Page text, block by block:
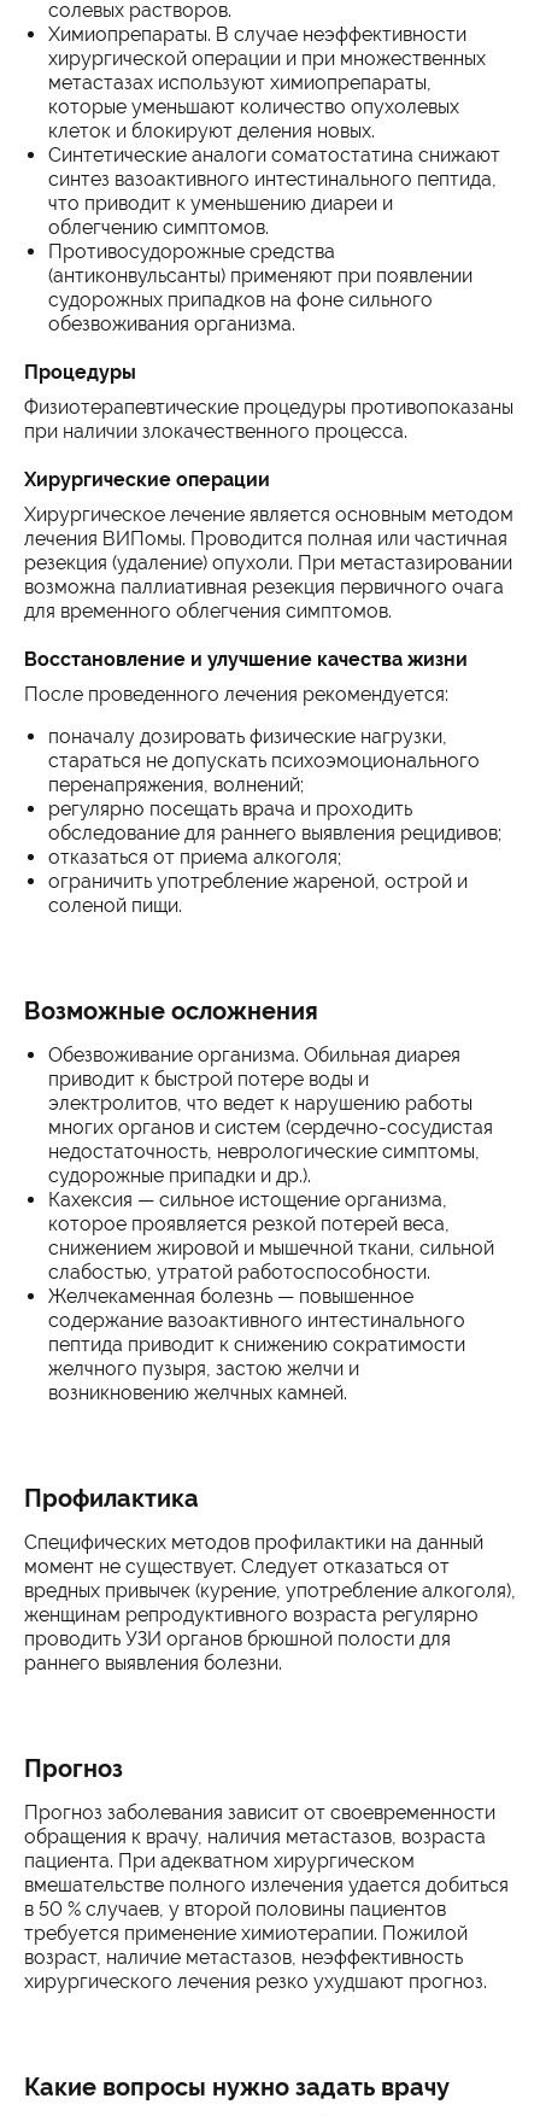
солевых растворов.
Химиопрепараты. В случае неэффективности
хирургической операции и при множественных
метастазах используют химиопрепараты,
которые уменьшают количество опухолевых
клеток и блокируют деления новых.
Синтетические аналоги соматостатина снижают
синтез вазоактивного интестинального пептида,
что приводит к уменьшению диареи и
облегчению симптомов.
Противосудорожные средства
(антиконвульсанты) применяют при появлении
судорожных припадков на фоне сильного
обезвоживания организма.
Процедуры
Физиотерапевтические процедуры противопоказаны
при наличии злокачественного процесса.
Хирургические операции
Хирургическое лечение является основным методом
лечения ВИПомы. Проводится полная или частичная
резекция (удаление) опухоли. При метастазировании
возможна паллиативная резекция первичного очага
для временного облегчения симптомов.
Восстановление и улучшение качества жизни
После проведенного лечения рекомендуется:
поначалу дозировать физические нагрузки,
стараться не допускать психоэмоционального
перенапряжения, волнений;
регулярно посещать врача и проходить
обследование для раннего выявления рецидивов;
отказаться от приема алкоголя;
ограничить употребление жареной, острой и
соленой пищи.
Возможные осложнения
Обезвоживание организма. Обильная диарея
приводит к быстрой потере воды и
электролитов, что ведет к нарушению работы
многих органов и систем (сердечно-сосудистая
недостаточность, неврологические симптомы,
судорожные припадки и др.).
Кахексия — сильное истощение организма,
которое проявляется резкой потерей веса,
снижением жировой и мышечной ткани, сильной
слабостью, утратой работоспособности.
Желчекаменная болезнь — повышенное
содержание вазоактивного интестинального
пептида приводит к снижению сократимости
желчного пузыря, застою желчи и
возникновению желчных камней.
Профилактика
Специфических методов профилактики на данный
момент не существует. Следует отказаться от
вредных привычек (курение, употребление алкоголя),
женщинам репродуктивного возраста регулярно
проводить УЗИ органов брюшной полости для
раннего выявления болезни.
Прогноз
Прогноз заболевания зависит от своевременности
обращения к врачу, наличия метастазов, возраста
пациента. При адекватном хирургическом
вмешательстве полного излечения удается добиться
в 50 % случаев, у второй половины пациентов
требуется применение химиотерапии. Пожилой
возраст, наличие метастазов, неэффективность
хирургического лечения резко ухудшают прогноз.
Какие вопросы нужно задать врачу